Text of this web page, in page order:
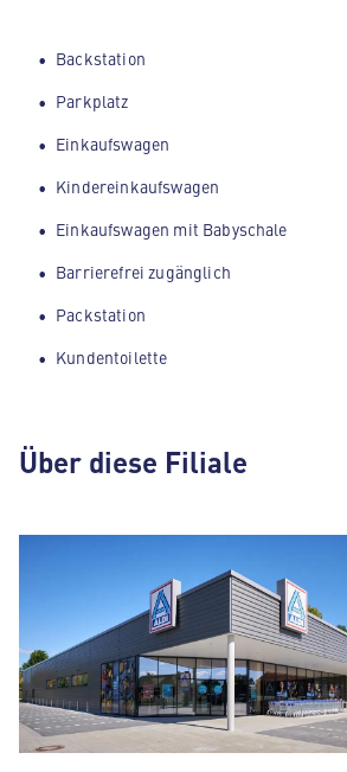
Backstation
Parkplatz
Einkaufswagen
Kindereinkaufswagen
Einkaufswagen mit Babyschale
Barrierefrei zugänglich
Packstation
Kundentoilette
Über diese Filiale